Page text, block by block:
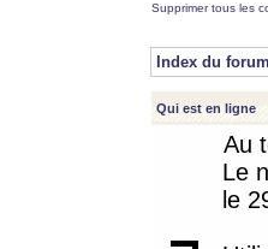
Supprimer tous les
Index du forum
Qui est en ligne
Au
Le
le